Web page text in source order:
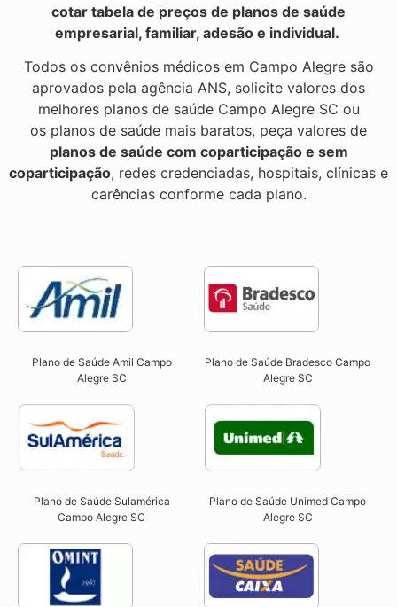
cotar tabela de preços de planos de saúde
empresarial, familiar, adesão e individual.
Todos os convênios médicos em Campo Alegre são
aprovados pela agência ANS, solicite valores dos
melhores planos de saúde Campo Alegre SC ou
os planos de saúde mais baratos, peça valores de
planos de saúde com coparticipação e sem
coparticipação, redes credenciadas, hospitais, clínicas e
carências conforme cada plano.
Plano de Saúde Amil Campo
Alegre SC
Plano de Saúde Bradesco Campo
Alegre SC
Plano de Saúde Sulamérica
Campo Alegre SC
Plano de Saúde Unimed Campo
Alegre SC